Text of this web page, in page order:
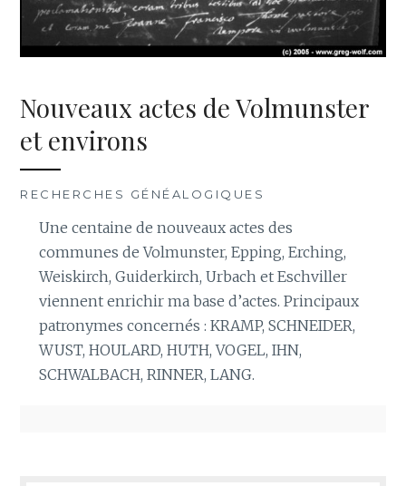
Nouveaux actes de Volmunster
et environs
RECHERCHES GÉNÉALOGIQUES
Une centaine de nouveaux actes des
communes de Volmunster, Epping, Erching,
Weiskirch, Guiderkirch, Urbach et Eschviller
viennent enrichir ma base d’actes. Principaux
patronymes concernés : KRAMP, SCHNEIDER,
WUST, HOULARD, HUTH, VOGEL, IHN,
SCHWALBACH, RINNER, LANG.